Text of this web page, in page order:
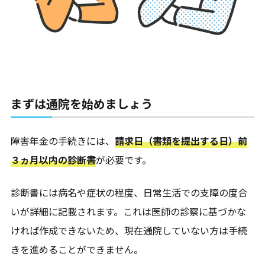
まずは通院を始めましょう
障害年金の手続きには、 請求日（書類を提出する日）前
３ヵ月以内の診断書が必要です。
診断書には病名や症状の程度、日常生活での支障の度合
いが詳細に記載されます。これは医師の診察に基づかな
ければ作成できないため、現在通院していない方は手続
きを進めることができません。